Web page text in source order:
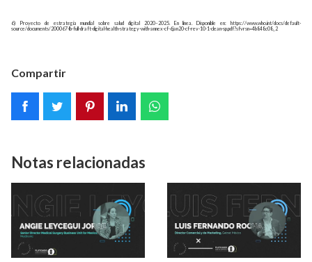
6) Proyecto de estrategia mundial sobre salud digital 2020–2025. En línea. Disponible en: https://www.who.int/docs/default-
source/documents/200067-lb-full-draft-digital-health-strategy-with-annex-cf-6jan20-cf-rev-10-1-clean-sp.pdf?sfvrsn=4b848c08_2
Compartir
Notas relacionadas